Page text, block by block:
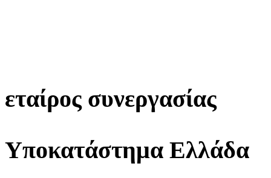
εταίρος συνεργασίας
Υποκατάστημα Ελλάδα